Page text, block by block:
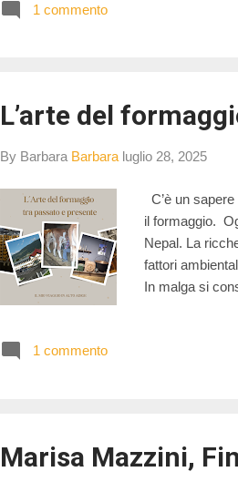
serviva: la
1 commento
L’arte del
By Barbara Barbara luglio 28, 2025
C’è un
il formaggio.
Nepal. La
fattori
In malga si
mediche e
1 commento
Marisa Mazzini,